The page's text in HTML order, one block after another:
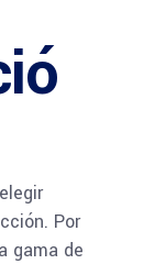
Por
gama de